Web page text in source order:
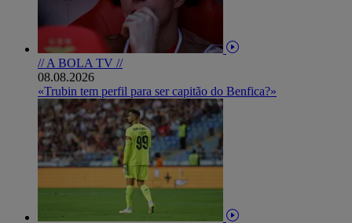
// A BOLA TV //
08.08.2026
«Trubin tem perfil para ser capitão do Benfica?»